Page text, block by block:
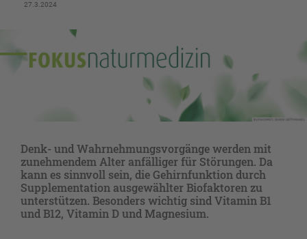
27.3.2024
Denk- und Wahrnehmungsvorgänge werden mit
zunehmendem Alter anfälliger für Störungen. Da
kann es sinnvoll sein, die Gehirnfunktion durch
Supplementation ausgewählter Biofaktoren zu
unterstützen. Besonders wichtig sind Vitamin B1
und B12, Vitamin D und Magnesium.